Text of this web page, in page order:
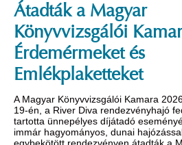
Átadták a Magyar
Könyvvizsgálói
Érdemérmeket és
Emlékplaketteket
A Magyar Könyvvizsgálói Kamara
19-én, a River Diva rendezvényhajó
tartotta ünnepélyes díjátadó
immár hagyományos, dunai